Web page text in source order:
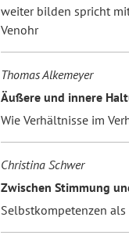
weiter bilden spricht
Venohr
Thomas Alkemeyer
Äußere und innere
Wie Verhältnisse im
Christina Schwer
Zwischen Stimmung
Selbstkompetenzen